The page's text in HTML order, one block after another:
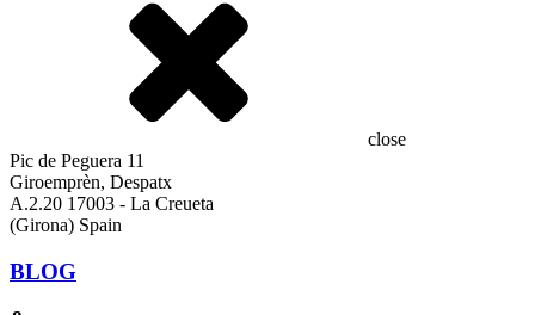
close
Pic de Peguera 11
Giroemprèn, Despatx
A.2.20 17003 - La Creueta
(Girona) Spain
BLOG